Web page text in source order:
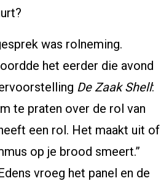
was rolneming.
het eerder die avond
De Zaak Shell:
te praten over de rol van
een rol. Het maakt uit of
op je brood smeert.”
vroeg het panel en de